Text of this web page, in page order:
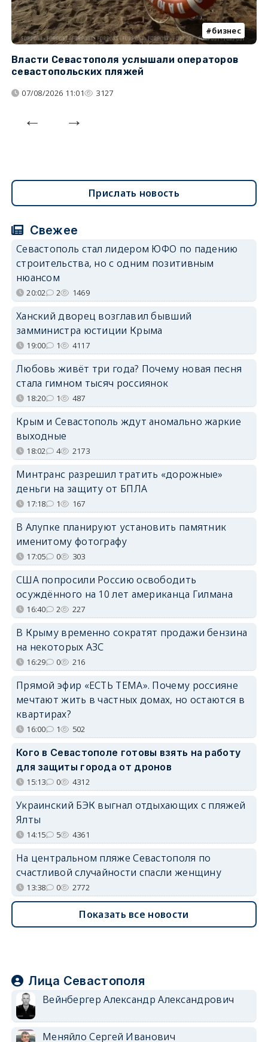
бизнес
Власти Севастополя услышали операторов
севастопольских пляжей
07/08/2026 11:01 3127
Прислать новость
Свежее
Севастополь стал лидером ЮФО по падению
строительства, но с одним позитивным
нюансом
20:02 2 1469
Ханский дворец возглавил бывший
замминистра юстиции Крыма
19:00 1 4117
Любовь живёт три года? Почему новая песня
стала гимном тысяч россиянок
18:20 1 487
Крым и Севастополь ждут аномально жаркие
выходные
18:02 4 2173
Минтранс разрешил тратить «дорожные»
деньги на защиту от БПЛА
17:18 1 167
В Алупке планируют установить памятник
именитому фотографу
17:05 0 303
США попросили Россию освободить
осуждённого на 10 лет американца Гилмана
16:40 2 227
В Крыму временно сократят продажи бензина
на некоторых АЗС
16:29 0 216
Прямой эфир «ЕСТЬ ТЕМА». Почему россияне
мечтают жить в частных домах, но остаются в
квартирах?
16:00 1 502
Кого в Севастополе готовы взять на работу
для защиты города от дронов
15:13 0 4312
Украинский БЭК выгнал отдыхающих с пляжей
Ялты
14:15 5 4361
На центральном пляже Севастополя по
счастливой случайности спасли женщину
13:38 0 2772
Показать все новости
Лица Севастополя
Вейнбергер Александр Александрович
Меняйло Сергей Иванович